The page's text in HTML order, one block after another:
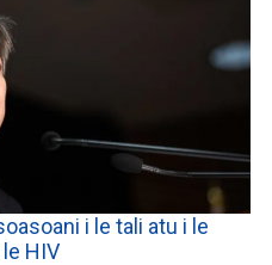
i le tali atu i le
le HIV